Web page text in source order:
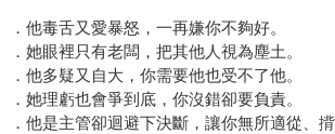
．他毒舌又愛暴怒，一再嫌你不夠好。
．她眼裡只有老闆，把其他人視為塵土。
．他多疑又自大，你需要他也受不了他。
．她理虧也會爭到底，你沒錯卻要負責。
．他是主管卻迴避下決斷，讓你無所適從、揹